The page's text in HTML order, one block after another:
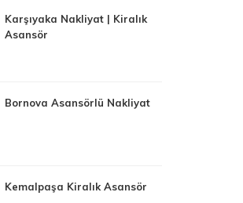
Karşıyaka Nakliyat | Kiralık
Asansör
Bornova Asansörlü Nakliyat
Kemalpaşa Kiralık Asansör